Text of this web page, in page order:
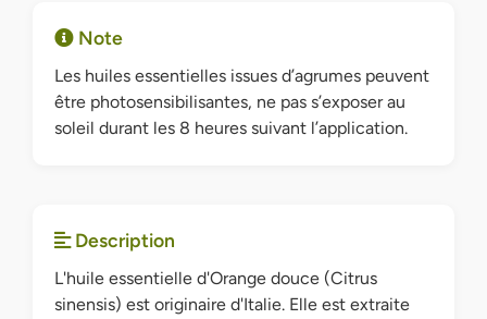
Note
Les huiles essentielles issues d’agrumes peuvent
être photosensibilisantes, ne pas s’exposer au
soleil durant les 8 heures suivant l’application.
Description
L'huile essentielle d'Orange douce (Citrus
sinensis) est originaire d'Italie. Elle est extraite